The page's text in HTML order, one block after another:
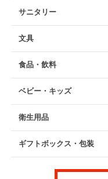
サニタリー
文具
食品・飲料
ベビー・キッズ
衛生用品
ギフトボックス・包装